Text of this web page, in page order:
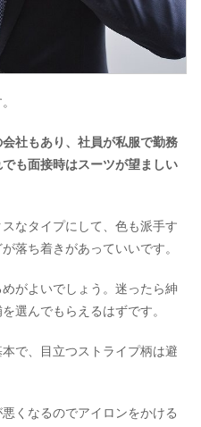
社もあり、社員が私服で勤務
も面接時はスーツが望ましい
なタイプにして、色も派手す
落ち着きがあっていいです。
がよいでしょう。迷ったら紳
選んでもらえるはずです。
で、目立つストライプ柄は避
くなるのでアイロンをかける